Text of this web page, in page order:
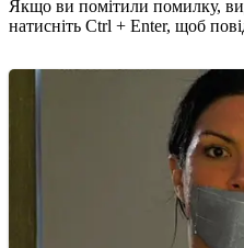
Якщо ви помітили помилку,
натисніть Ctrl + Enter, щоб